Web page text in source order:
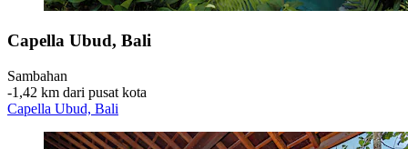
Capella Ubud, Bali
Sambahan
‐1,42 km dari pusat kota
Capella Ubud, Bali